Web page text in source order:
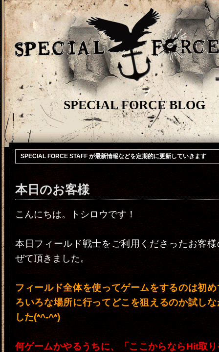
SPECIAL FORCE BLOG
SPECIAL FORCE STAFF が最新情報などを定期的に更新していきます
本日のお客様
こんにちは。トシロウです！
本日フィールド戦士をご利用くださったお客
ぜて頂きました。
フィールド全体を使ってゲームをするのは初
ろいろな場所に行ってどこを狙えるのか試し
した(*^-^*)
何ゲームかやるうちに、「ここからならHit取